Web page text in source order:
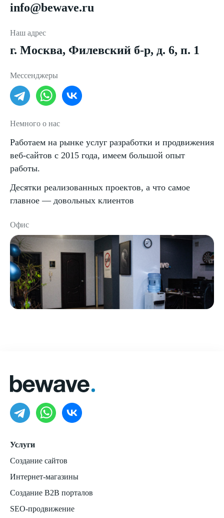
info@bewave.ru
Наш адрес
г. Москва, Филевский б-р, д. 6, п. 1
Мессенджеры
Немного о нас
Работаем на рынке услуг разработки и продвижения
веб-сайтов с 2015 года, имеем большой опыт
работы.
Десятки реализованных проектов, а что самое
главное — довольных клиентов
Офис
Услуги
Создание сайтов
Интернет-магазины
Создание B2B порталов
SEO-продвижение